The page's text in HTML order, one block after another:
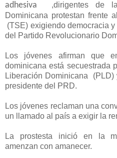
adhesiva
,dirigentes de
Dominicana protestan frente
(TSE) exigiendo democracia
del Partido Revolucionario
Los jóvenes afirman que
dominicana está secuestrada
Liberación Dominicana (PLD)
presidente del PRD.
Los jóvenes reclaman una
un llamado al país a exigir la
La prostesta inició en la
amenzan con amanecer.